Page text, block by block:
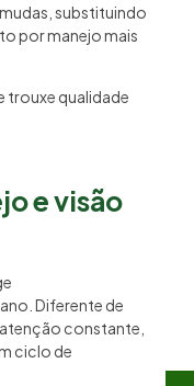
substituindo
por manejo mais
trouxe qualidade
e visão
Diferente de
constante,
ciclo de